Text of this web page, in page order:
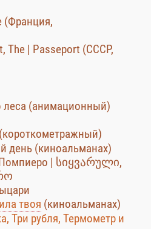
(Франция,
The | Passeport (СССР,
леса (анимационный)
(короткометражный)
день (киноальманах)
| სიყვარული,
твоя (киноальманах)
Три рубля, Термометр и